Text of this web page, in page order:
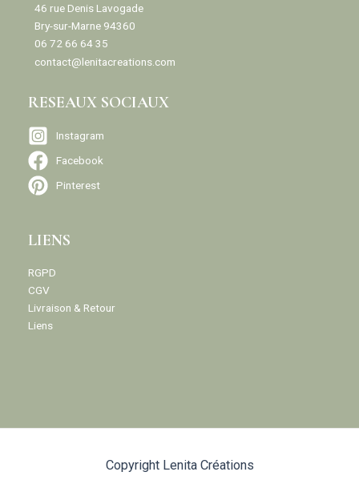
46 rue Denis Lavogade
Bry-sur-Marne 94360
06 72 66 64 35
contact@lenitacreations.com
RESEAUX SOCIAUX
Instagram
Facebook
Pinterest
LIENS
RGPD
CGV
Livraison & Retour
Liens
Copyright Lenita Créations